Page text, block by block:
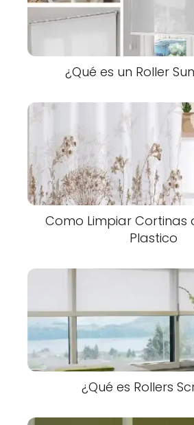
¿Qué es un Roller
Como Limpiar Cortinas
Plastico
¿Qué es Rollers